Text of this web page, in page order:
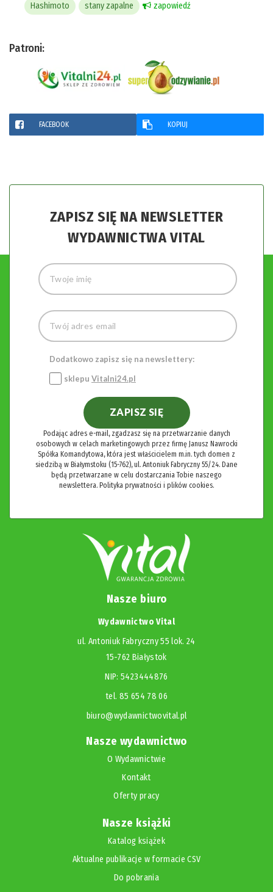
Hashimoto stany zapalne zapowiedź
Patroni:
FACEBOOK KOPIUJ
ZAPISZ SIĘ NA NEWSLETTER
WYDAWNICTWA VITAL
Dodatkowo zapisz się na newslettery:
sklepu Vitalni24.pl
ZAPISZ SIĘ
Podając adres e-mail, zgadzasz się na przetwarzanie danych
osobowych w celach marketingowych przez firmę Janusz Nawrocki
Spółka Komandytowa, która jest właścicielem m.in. tych domen z
siedzibą w Białymstoku (15-762), ul. Antoniuk Fabryczny 55/24. Dane
będą przetwarzane w celu dostarczania Tobie naszego
newslettera. Polityka prywatności i plików cookies.
Nasze biuro
Wydawnictwo Vital
ul. Antoniuk Fabryczny 55 lok. 24
15-762 Białystok
NIP: 5423444876
tel. 85 654 78 06
biuro@wydawnictwovital.pl
Nasze wydawnictwo
O Wydawnictwie
Kontakt
Oferty pracy
Nasze książki
Katalog książek
Aktualne publikacje w formacie CSV
Do pobrania